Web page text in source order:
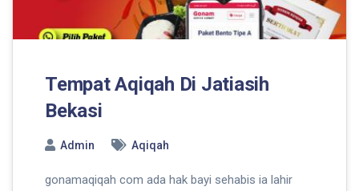
Tempat Aqiqah Di Jatiasih
Bekasi
Admin Aqiqah
gonamaqiqah com ada hak bayi sehabis ia lahir